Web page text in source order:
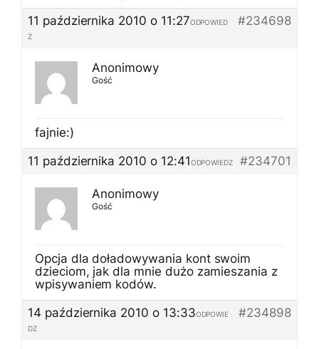
11 października 2010 o 11:27
#234698
ODPOWIED
Z
Anonimowy
Gość
fajnie:)
11 października 2010 o 12:41
#234701
ODPOWIEDZ
Anonimowy
Gość
Opcja dla doładowywania kont swoim
dzieciom, jak dla mnie dużo zamieszania z
wpisywaniem kodów.
14 października 2010 o 13:33
#234898
ODPOWIE
DZ